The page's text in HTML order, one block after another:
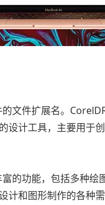
的文件扩展名。
设计工具，主要用于
的功能，包括多种
计和图形制作的各种